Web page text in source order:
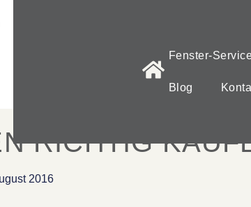
Fenster-
Blog
RICHTIG
2016